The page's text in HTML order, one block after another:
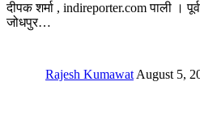
दीपक शर्मा , indireporter.com पाली ।
जोधपुर…
Rajesh Kumawat August 5,